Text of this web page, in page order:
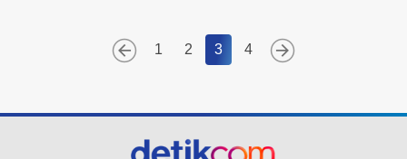
1 2 3 4